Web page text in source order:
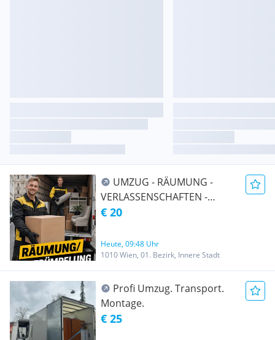
UMZUG - RÄUMUNG -
VERLASSENSCHAFTEN -
TRANSPORT -
ÜBERSIEDLUNG WIEN &
UMGEBUNG AUCH Ö-weit
und EU-weit
€ 20
Heute, 09:48 Uhr
1010 Wien, 01. Bezirk, Innere Stadt
Profi Umzug. Transport.
Montage.
€ 25